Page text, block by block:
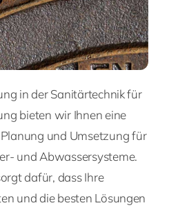
in der Sanitärtechnik für
bieten wir Ihnen eine
und Umsetzung für
und Abwassersysteme.
dafür, dass Ihre
und die besten Lösungen